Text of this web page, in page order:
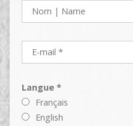
Langue *
Français
English